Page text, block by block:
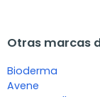
Otras marcas
Bioderma
Avene